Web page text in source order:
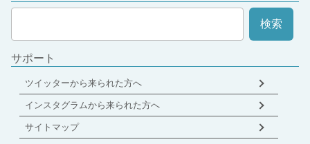
サポート
ツイッターから来られた方へ
インスタグラムから来られた方へ
サイトマップ